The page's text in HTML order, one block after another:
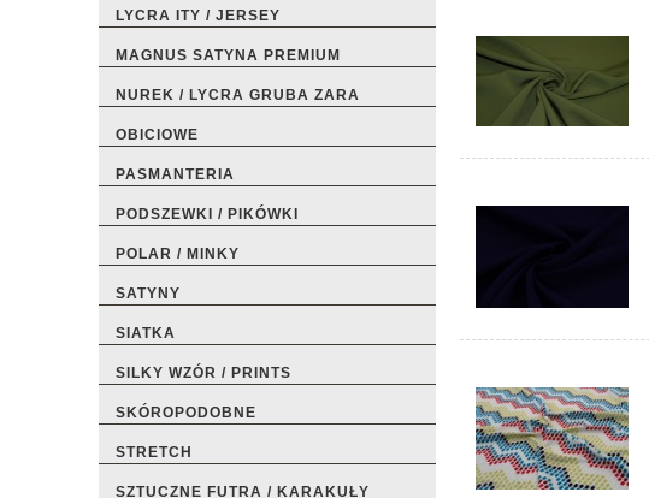
LYCRA ITY / JERSEY
MAGNUS SATYNA PREMIUM
NUREK / LYCRA GRUBA ZARA
OBICIOWE
PASMANTERIA
PODSZEWKI / PIKÓWKI
POLAR / MINKY
SATYNY
SIATKA
SILKY WZÓR / PRINTS
SKÓROPODOBNE
STRETCH
SZTUCZNE FUTRA / KARAKUŁY